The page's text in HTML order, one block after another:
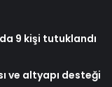
9 kişi tutuklandı
ve altyapı desteği